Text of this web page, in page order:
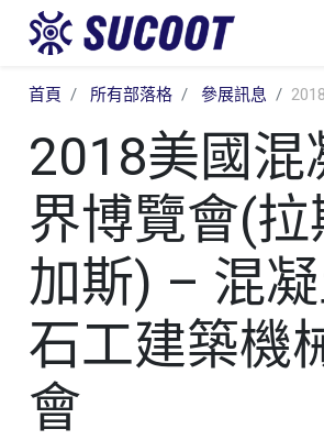
首頁 所有部落格 參展訊息
2018美國混
界博覽會(拉
加斯) – 混
石工建築機
會